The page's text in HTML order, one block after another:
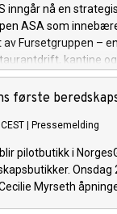
inngår nå en
ASA som
Fursetgruppen –
kantine
to partene et nytt
brukes til felles
første
| Pressemelding
blir pilotbutikk i
Onsdag
Myrseth